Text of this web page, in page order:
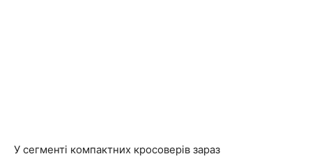
У сегменті компактних кросоверів зараз